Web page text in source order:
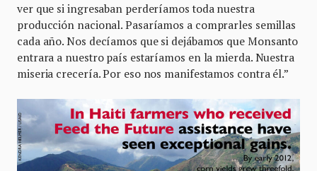
ver que si ingresaban perderíamos toda nuestra
producción nacional. Pasaríamos a comprarles semillas
cada año. Nos decíamos que si dejábamos que Monsanto
entrara a nuestro país estaríamos en la mierda. Nuestra
miseria crecería. Por eso nos manifestamos contra él.”